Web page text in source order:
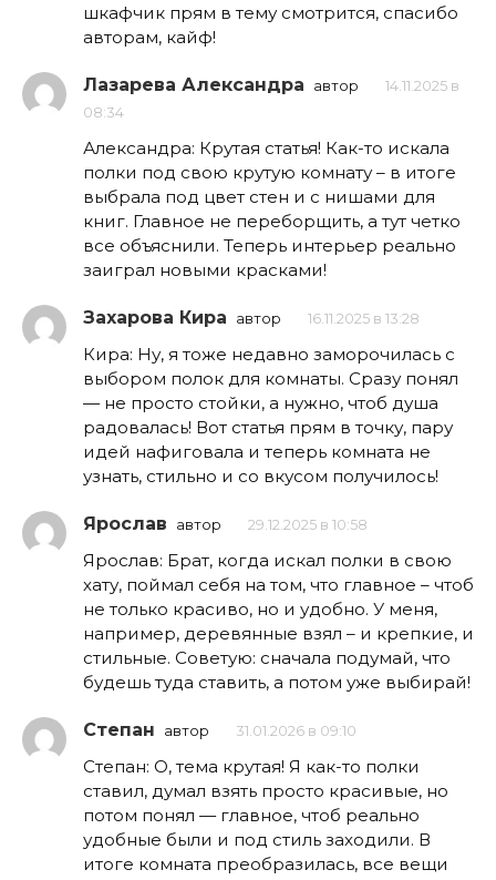
шкафчик прям в тему смотрится, спасибо
авторам, кайф!
Лазарева Александра автор
14.11.2025 в
08:34
Александра: Крутая статья! Как-то искала
полки под свою крутую комнату – в итоге
выбрала под цвет стен и с нишами для
книг. Главное не переборщить, а тут четко
все объяснили. Теперь интерьер реально
заиграл новыми красками!
Захарова Кира автор 16.11.2025 в 13:28
Кира: Ну, я тоже недавно заморочилась с
выбором полок для комнаты. Сразу понял
— не просто стойки, а нужно, чтоб душа
радовалась! Вот статья прям в точку, пару
идей нафиговала и теперь комната не
узнать, стильно и со вкусом получилось!
Ярослав автор 29.12.2025 в 10:58
Ярослав: Брат, когда искал полки в свою
хату, поймал себя на том, что главное – чтоб
не только красиво, но и удобно. У меня,
например, деревянные взял – и крепкие, и
стильные. Советую: сначала подумай, что
будешь туда ставить, а потом уже выбирай!
Степан автор 31.01.2026 в 09:10
Степан: О, тема крутая! Я как-то полки
ставил, думал взять просто красивые, но
потом понял — главное, чтоб реально
удобные были и под стиль заходили. В
итоге комната преобразилась, все вещи